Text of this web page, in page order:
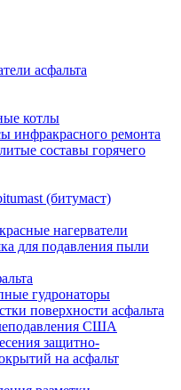
асфальта
котлы
инфракрасного ремонта
составы горячего
(битумаст)
нагерватели
для подавления пыли
гудронаторы
поверхности асфальта
США
защитно-
на асфальт